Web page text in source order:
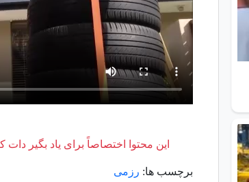
این محتوا اختصاصاً برای یاد بگیر
برچسب ها: رزمی